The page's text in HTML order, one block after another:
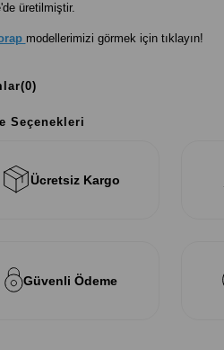
üretilmiştir.
modellerimizi görmek için tıklayın!
(0)
Seçenekleri
Ücretsiz Kargo
Güvenli Ödeme